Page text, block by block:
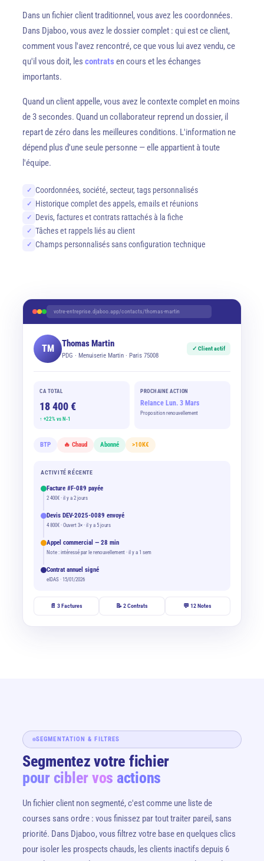
Dans un fichier client traditionnel, vous avez les coordonnées.
Dans Djaboo, vous avez le dossier complet : qui est ce client,
comment vous l'avez rencontré, ce que vous lui avez vendu, ce
qu'il vous doit, les contratsen cours et les échanges
importants.
Quand un client appelle, vous avez le contexte complet en moins
de 3 secondes. Quand un collaborateur reprend un dossier, il
repart de zéro dans les meilleures conditions. L'information ne
dépend plus d'une seule personne — elle appartient à toute
l'équipe.
✓ Coordonnées, société, secteur, tags personnalisés
✓ Historique complet des appels, emails et réunions
✓ Devis, factures et contrats rattachés à la fiche
✓ Tâches et rappels liés au client
✓ Champs personnalisés sans configuration technique
votre-entreprise.djaboo.app/contacts/thomas-martin
TM Thomas Martin
PDG · Menuiserie Martin · Paris 75008
✓ Client actif
CA TOTAL
18 400 €
↑ +22% vs N-1
PROCHAINE ACTION
Relance Lun. 3 Mars
Proposition renouvellement
BTP 🔥 Chaud Abonné >10K€
ACTIVITÉ RÉCENTE
Facture #F-089 payée
2 400€ · il y a 2 jours
Devis DEV-2025-0089 envoyé
4 800€ · Ouvert 3× · il y a 5 jours
Appel commercial — 28 min
Note : intéressé par le renouvellement · il y a 1 sem
Contrat annuel signé
eIDAS · 15/01/2026
📄 3 Factures 📝 2 Contrats 💬 12 Notes
SEGMENTATION & FILTRES
Segmentez votre fichier
pour cibler vos actions
Un fichier client non segmenté, c'est comme une liste de
courses sans ordre : vous finissez par tout traiter pareil, sans
priorité. Dans Djaboo, vous filtrez votre base en quelques clics
pour isoler les prospects chauds, les clients inactifs depuis 6